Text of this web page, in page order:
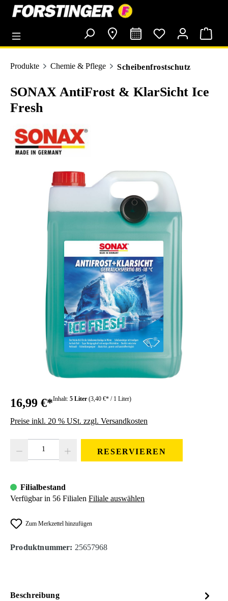
springen
Produkte Chemie & Pflege Scheibenfrostschutz
SONAX AntiFrost & KlarSicht Ice
Fresh
Bildergalerie überspringen
16,99 €*Inhalt: 5 Liter (3,40 €* / 1 Liter)
Preise inkl. 20 % USt. zzgl. Versandkosten
RESERVIEREN
Filialbestand
Verfügbar in 56 Filialen Filiale auswählen
Zum Merkzettel hinzufügen
Produktnummer: 25657968
Beschreibung